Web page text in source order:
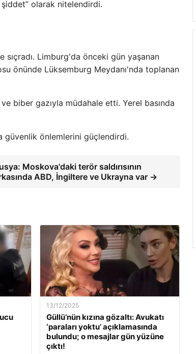
şiddet” olarak nitelendirdi.
sıçradı. Limburg'da önceki gün yaşanan
önünde Lüksemburg Meydanı'nda toplanan
biber gazıyla müdahale etti. Yerel basında
güvenlik önlemlerini güçlendirdi.
Moskova'daki terör saldırısının
ABD, İngiltere ve Ukrayna var →
13/12/2025
Güllü’nün kızına gözaltı: Avukatı
‘paraları yoktu’ açıklamasında
bulundu; o mesajlar gün yüzüne
çıktı!